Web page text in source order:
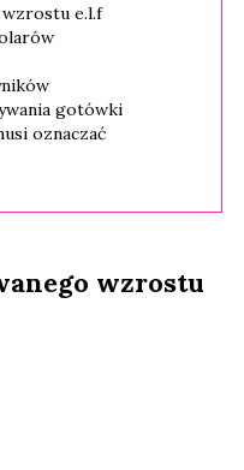
e.l.f
gotówki
oznaczać
wzrostu